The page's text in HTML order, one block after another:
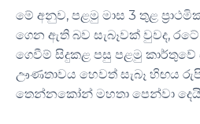
මේ අනුව, පළමු මාස 3 තුළ
ගෙන ඇති බව සැබෑවක් වුවද,
ගෙවීම් සිදුකළ පසු පළමු කාර්තුවේ
ඌණතාවය හෙවත් සැබෑ හිඟය
තෙන්නකෝන් මහතා පෙන්වා